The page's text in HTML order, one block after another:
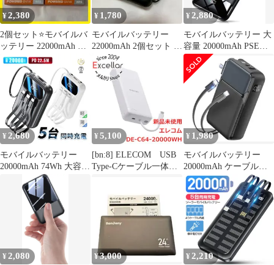
¥2,380
2個セット⭐️モバイルバ
ッテリー 22000mAh 大
容量 ケーブル内蔵 急速
充電
¥ 1,780
モバイルバッテリー
22000mAh 2個セット 大
容量 急速充電 ケーブル
内蔵
¥ 2,880
モバイルバッテリー 大
容量 20000mAh PSE認
証済 超薄モデル 軽量
¥ 2,680
モバイルバッテリー
20000mAh 74Wh 大容量
5台同時充電
iPhone17/17e/iPhoneAir
充電 Type-C出力 PD
22.5W 携帯充電器 パワ
ーバンク 防災電源 LED
ライト搭載 PSE認証 通
勤通学【PL保険加入済
み製品・安心】
¥ 5,100
[bn:8] ELECOM USB
Type-Cケーブル一体モ
20000WH ホワイト
¥ 1,980
モバイルバッテリー
20000mAh ケーブル内
蔵 本体
¥2,080 ¥3,000 ¥ 2,210